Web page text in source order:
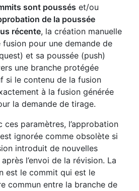
sont poussés et/ou
de la poussée
récente, la création manuelle
pour une demande de
et sa poussée (push)
une branche protégée
si le contenu de la fusion
à la fusion générée
la demande de tirage.
ces paramètres, l’approbation
ignorée comme obsolète si
introduit de nouvelles
l’envoi de la révision. La
est le commit qui est le
commun entre la branche de